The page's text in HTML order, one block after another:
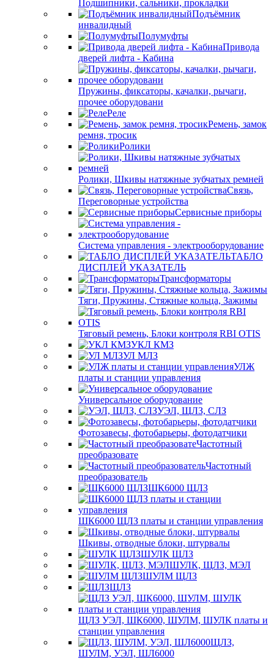
Подшипники, сальники, прокладки
Подъёмник
инвалидный
Полумуфты
Привода
дверей лифта - Кабина
Пружины, фиксаторы, качалки, рычаги,
прочее оборудовани
Реле
Ремень, замок
ремня, тросик
Ролики
Ролики, Шкивы натяжные зубчатых ремней
Связь,
Переговорные устройства
Сервисные приборы
Система управления - электрооборудование
ТАБЛО
ДИСПЛЕЙ УКАЗАТЕЛЬ
Трансформаторы
Тяги, Пружины, Стяжные кольца, Зажимы
Тяговый ремень, Блоки контроля RBI OTIS
УКЛ КМЗ
УЛ МЛЗ
УЛЖ
платы и станции управления
Универсальное оборудование
УЭЛ, ЩЛЗ, СЛЗ
Фотозавесы, фотобарьеры, фотодатчики
Частотный
преобразовате
Частотный
преобразователь
ШК6000 ЩЛЗ
ШК6000 ЩЛЗ платы и станции управления
Шкивы, отводные блоки, штурвалы
ШУЛК ЩЛЗ
ШУЛК, ЩЛЗ, МЭЛ
ШУЛМ ЩЛЗ
ЩЛЗ
ЩЛЗ УЭЛ, ШК6000, ШУЛМ, ШУЛК платы и
станции управления
ЩЛЗ,
ШУЛМ, УЭЛ, ШЛ6000